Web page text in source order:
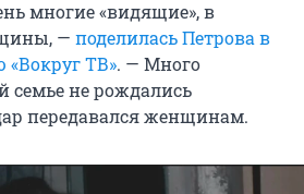
многие «видящие», в
— поделилась Петрова в
ТВ». — Много
семье не рождались
передавался женщинам.